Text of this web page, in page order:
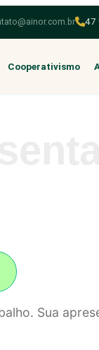
47
Cooperativismo
Sua